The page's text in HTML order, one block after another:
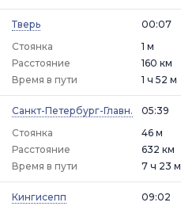
Тверь
00:07
Стоянка
1 м
Расстояние
160 км
Время в пути
1 ч 52 м
Санкт-Петербург-Главн.
05:39
Стоянка
46 м
Расстояние
632 км
Время в пути
7 ч 23 м
Кингисепп
09:02